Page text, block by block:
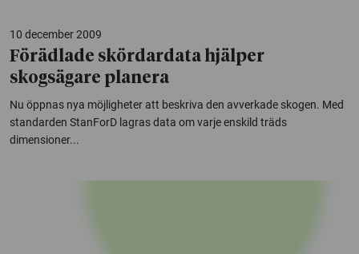
10 december 2009
Förädlade skördardata hjälper
skogsägare planera
Nu öppnas nya möjligheter att beskriva den avverkade skogen. Med
standarden StanForD lagras data om varje enskild träds
dimensioner...